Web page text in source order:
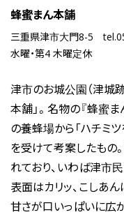
蜂蜜まん本舗
三重県津市大門8-5
水曜・第4 木曜定休
津市のお城公園（津城
本舗」。名物の『蜂蜜ま
の養蜂場から「ハチミ
を受けて考案したもの
れており、いわば津市
表面はカリッ、こしあ
甘さが口いっぱいに広